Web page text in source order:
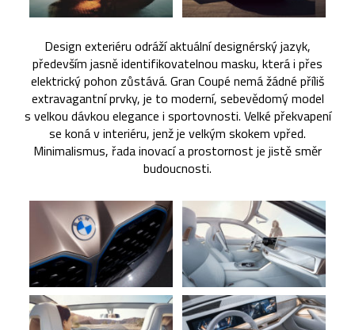
Design exteriéru odráží aktuální designérský jazyk,
především jasně identifikovatelnou masku, která i přes
elektrický pohon zůstává. Gran Coupé nemá žádné příliš
extravagantní prvky, je to moderní, sebevědomý model
s velkou dávkou elegance i sportovnosti. Velké překvapení
se koná v interiéru, jenž je velkým skokem vpřed.
Minimalismus, řada inovací a prostornost je jistě směr
budoucnosti.